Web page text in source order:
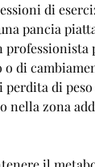
di
pancia
di
di peso
nella zona